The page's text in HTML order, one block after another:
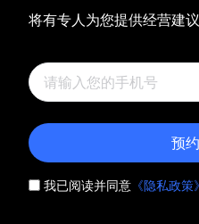
将有专人为您提供经营建
预
我已阅读并同意 《隐私政策》